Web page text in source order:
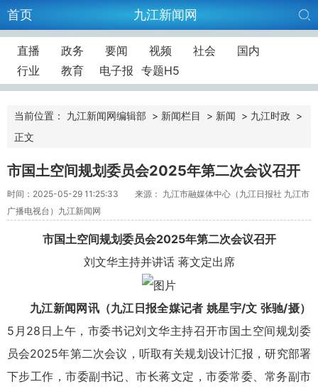
首页 九江新闻网
直播 政务 要闻 视频 社会
国内
行业
教育 电子报 专题H5
当前位置： 九江新闻网编辑部 > 新闻栏目 > 新闻 > 九江时政 >
正文
市国土空间规划委员会2025年第二次会议召开
时间：2025-05-29 11:25:33
来源： 九江市融媒体中心（九江日报社 九江市
广播电视台）九江新闻网
市国土空间规划委员会2025年第二次会议召开
刘文华主持并讲话 蒋文定出席
九江新闻网讯（九江日报全媒记者 姚星宇/文 张驰/摄）
5月28日上午，市委书记刘文华主持召开市国土空间规划委
员会2025年第二次会议，听取有关规划设计汇报，研究部署
下步工作，市委副书记、市长蒋文定，市委常委、常务副市